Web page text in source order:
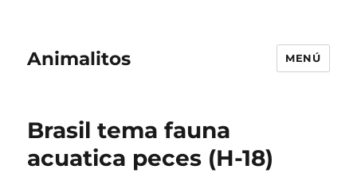
Animalitos MENÚ
Brasil tema fauna
acuatica peces (H-18)